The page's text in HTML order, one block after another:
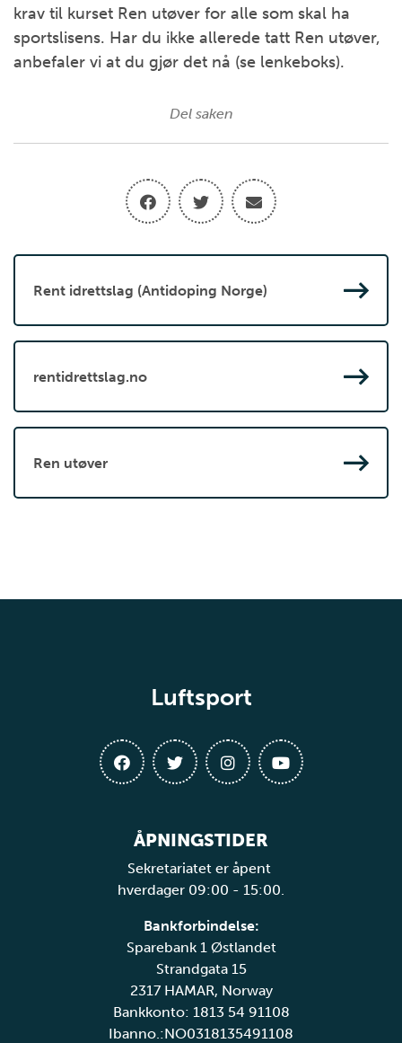
krav til kurset Ren utøver for alle som skal ha
sportslisens. Har du ikke allerede tatt Ren utøver,
anbefaler vi at du gjør det nå (se lenkeboks).
Del saken
Rent idrettslag (Antidoping Norge)
rentidrettslag.no
Ren utøver
Luftsport
ÅPNINGSTIDER
Sekretariatet er åpent
hverdager 09:00 - 15:00.
Bankforbindelse:
Sparebank 1 Østlandet
Strandgata 15
2317 HAMAR, Norway
Bankkonto: 1813 54 91108
Ibanno.:NO0318135491108